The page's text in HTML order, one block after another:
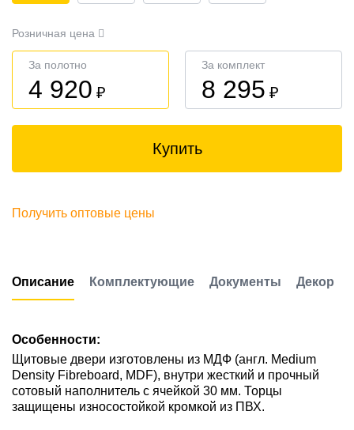
Розничная цена
За полотно
4 920 ₽
За комплект
8 295 ₽
Купить
Получить оптовые цены
Описание Комплектующие Документы Декор
Особенности:
Щитовые двери изготовлены из МДФ (англ. Medium
Density Fibreboard, MDF), внутри жесткий и прочный
сотовый наполнитель с ячейкой 30 мм. Торцы
защищены износостойкой кромкой из ПВХ.